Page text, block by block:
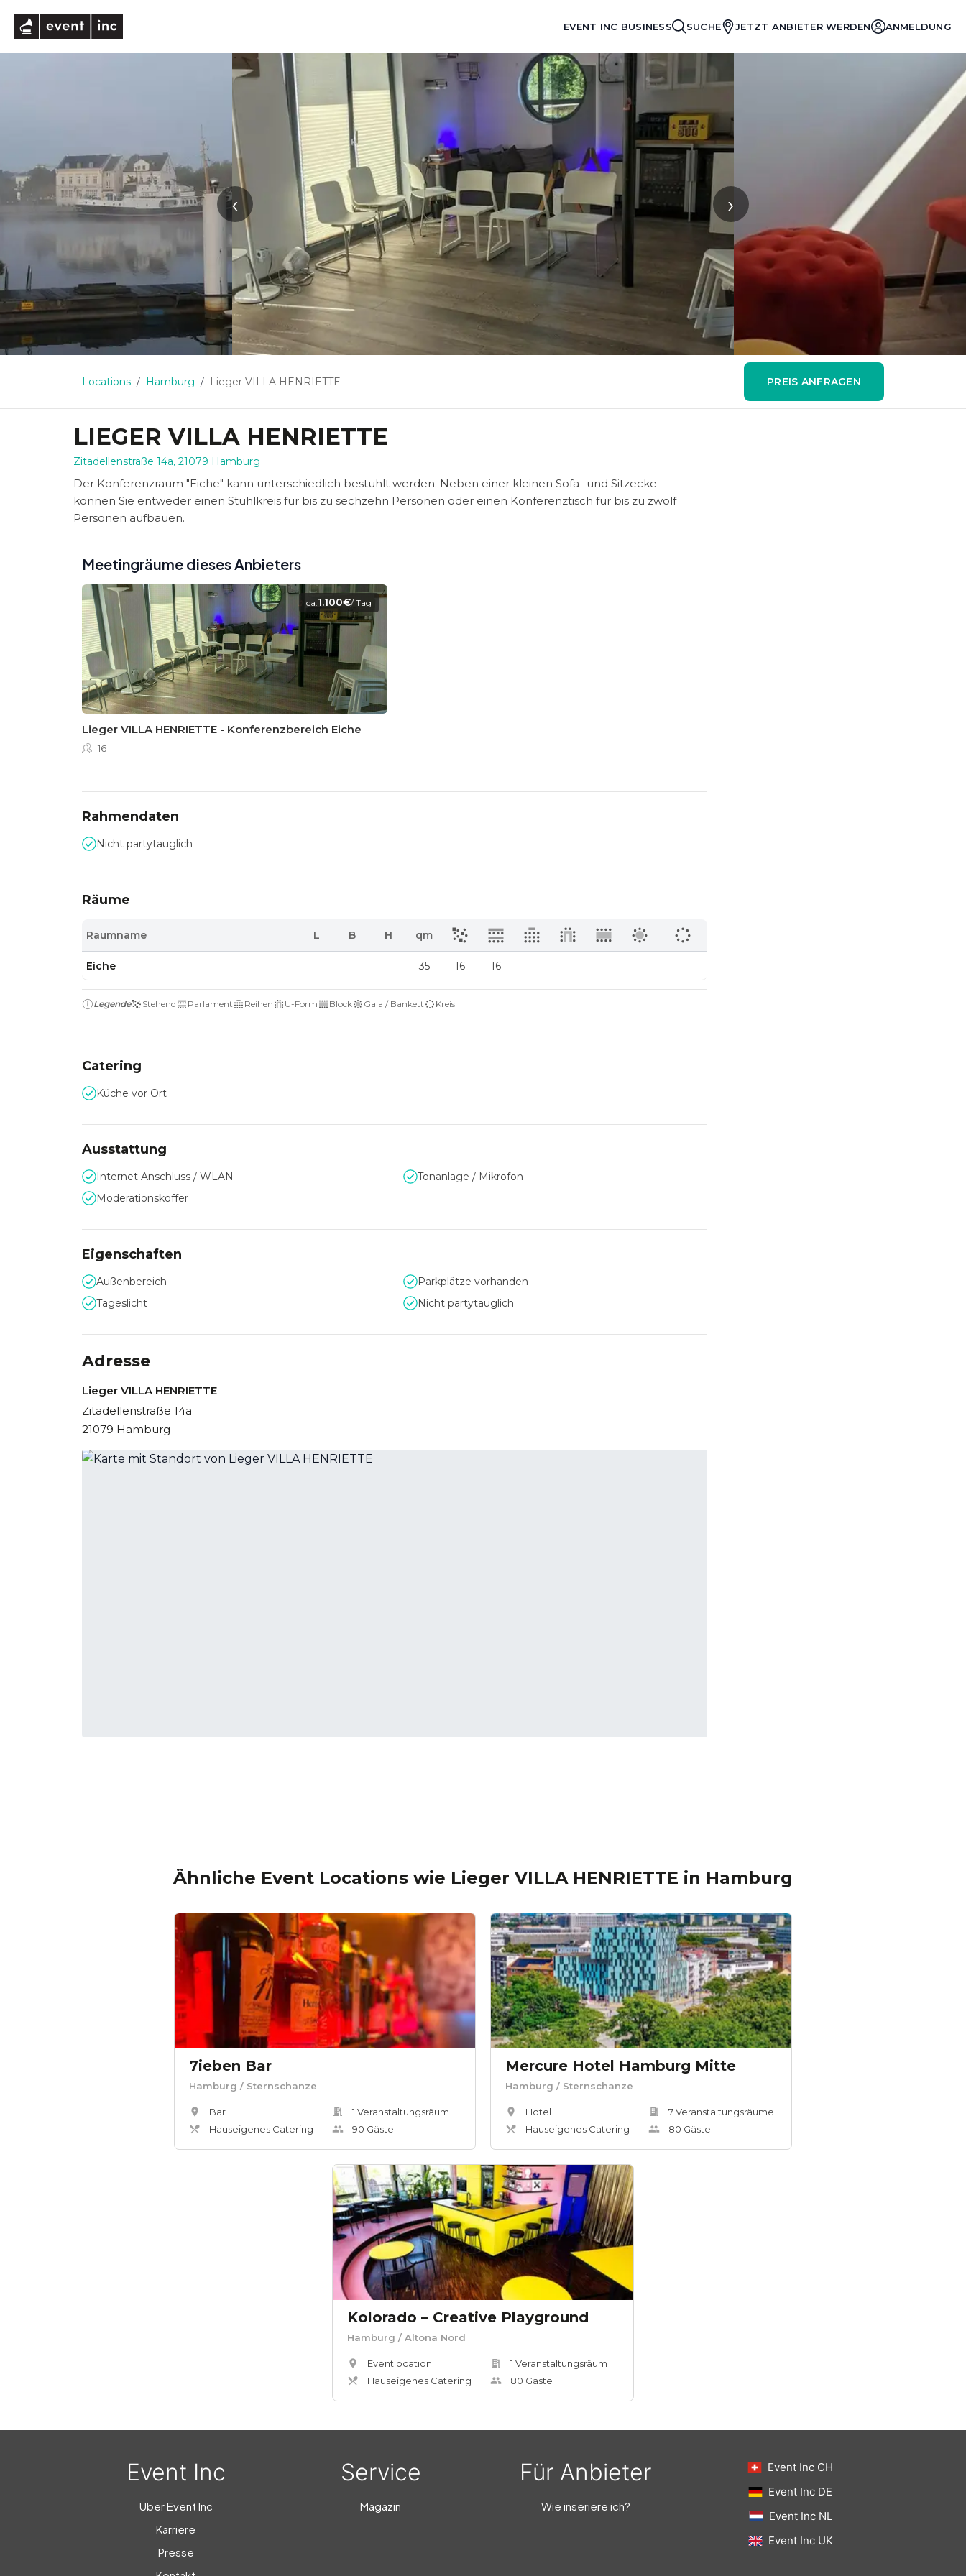
EVENT INC BUSINESS SUCHE JETZT ANBIETER WERDEN ANMELDUNG
‹ ›
Locations Hamburg Lieger VILLA HENRIETTE PREIS ANFRAGEN
LIEGER VILLA HENRIETTE
Zitadellenstraße 14a, 21079 Hamburg
Der Konferenzraum "Eiche" kann unterschiedlich bestuhlt werden. Neben einer kleinen Sofa- und Sitzecke
können Sie entweder einen Stuhlkreis für bis zu sechzehn Personen oder einen Konferenztisch für bis zu zwölf
Personen aufbauen.
Meetingräume dieses Anbieters
ca.1.100€/ Tag
Lieger VILLA HENRIETTE - Konferenzbereich Eiche
16
Rahmendaten
Nicht partytauglich
Räume
Raumname L B H qm
Eiche 35 16 16
Legende Stehend Parlament Reihen U-Form Block Gala / Bankett Kreis
Catering
Küche vor Ort
Ausstattung
Internet Anschluss / WLAN
Tonanlage / Mikrofon
Moderationskoffer
Eigenschaften
Außenbereich
Parkplätze vorhanden
Tageslicht
Nicht partytauglich
Adresse
Lieger VILLA HENRIETTE
Zitadellenstraße 14a
21079 Hamburg
Ähnliche Event Locations wie Lieger VILLA HENRIETTE in Hamburg
7ieben Bar
Hamburg / Sternschanze
Bar
Hauseigenes Catering
1 Veranstaltungsräum
90 Gäste
Mercure Hotel Hamburg Mitte
Hamburg / Sternschanze
Hotel
Hauseigenes Catering
7Veranstaltungsräume
80 Gäste
Kolorado – Creative Playground
Hamburg / Altona Nord
Eventlocation
Hauseigenes Catering
1 Veranstaltungsräum
80 Gäste
Event Inc
Über Event Inc
Karriere
Presse
Service
Magazin
Für Anbieter
Wie inseriere ich?
Event Inc CH
Event Inc DE
Event Inc NL
Event Inc UK